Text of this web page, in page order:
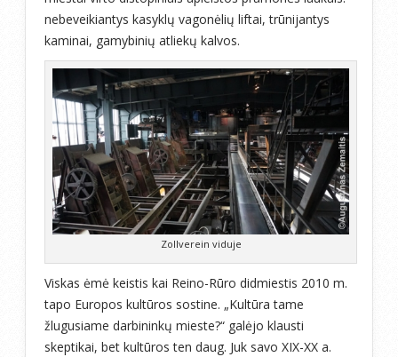
nebeveikiantys kasyklų vagonėlių liftai, trūnijantys
kaminai, gamybinių atliekų kalvos.
Zollverein viduje
Viskas ėmė keistis kai Reino-Rūro didmiestis 2010 m.
tapo Europos kultūros sostine. „Kultūra tame
žlugusiame darbininkų mieste?“ galėjo klausti
skeptikai, bet kultūros ten daug. Juk savo XIX-XX a.